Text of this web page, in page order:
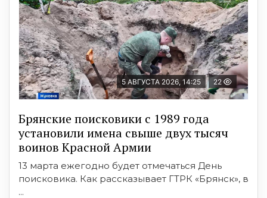
5 АВГУСТА 2026, 14:25 22
Брянские поисковики с 1989 года
установили имена свыше двух тысяч
воинов Красной Армии
13 марта ежегодно будет отмечаться День
поисковика. Как рассказывает ГТРК «Брянск», в
...